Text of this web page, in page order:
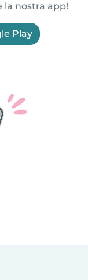
la nostra app!
Play